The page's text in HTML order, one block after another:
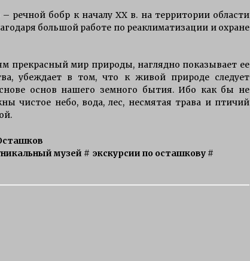
речной бобр к началу XX в. на территории области
большой работе по реаклиматизации и охране
прекрасный мир природы, наглядно показывает ее
убеждает в том, что к живой природе следует
основ нашего земного бытия. Ибо как бы не
чистое небо, вода, лес, несмятая трава и птичий
музей # экскурсии по осташкову #